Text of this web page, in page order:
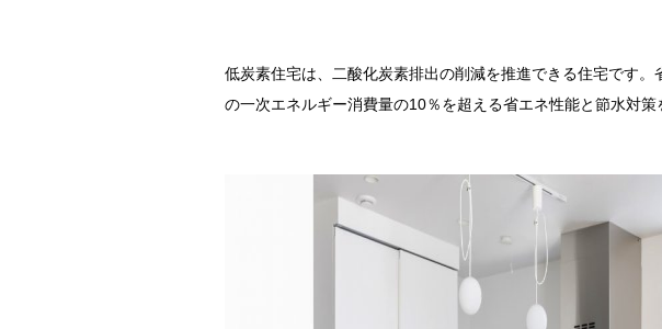
低炭素住宅は、二酸化炭素排出の削減を推進できる住宅です
の一次エネルギー消費量の10％を超える省エネ性能と節水対策